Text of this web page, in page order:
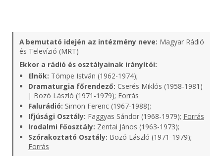
A bemutató idején az intézmény neve: Magyar Rádió
és Televízió (MRT)
Ekkor a rádió és osztályainak irányítói:
Elnök: Tömpe István (1962-1974);
Dramaturgia főrendező: Cserés Miklós (1958-1981)
| Bozó László (1971-1979); Forrás
Falurádió: Simon Ferenc (1967-1988);
Ifjúsági Osztály: Faggyas Sándor (1968-1979); Forrás
Irodalmi Főosztály: Zentai János (1963-1973);
Szórakoztató Osztály: Bozó László (1971-1979);
Forrás